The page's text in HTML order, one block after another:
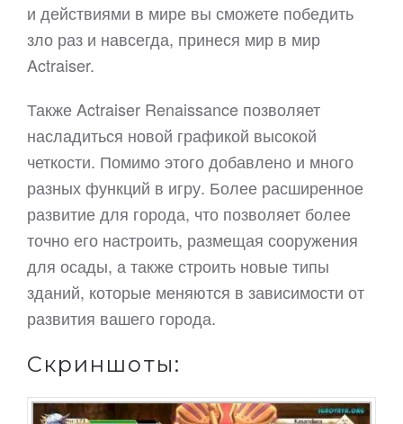
и действиями в мире вы сможете победить
зло раз и навсегда, принеся мир в мир
Actraiser.
Также Actraiser Renaissance позволяет
насладиться новой графикой высокой
четкости. Помимо этого добавлено и много
разных функций в игру. Более расширенное
развитие для города, что позволяет более
точно его настроить, размещая сооружения
для осады, а также строить новые типы
зданий, которые меняются в зависимости от
развития вашего города.
Скриншоты: